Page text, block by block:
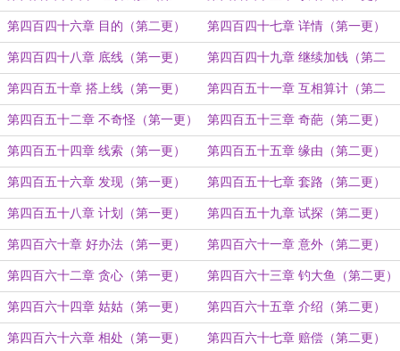
更）
第四百四十六章 目的（第二更） 第四百四十七章 详情（第一更）
第四百四十八章 底线（第一更） 第四百四十九章 继续加钱（第二
更）
第四百五十章 搭上线（第一更） 第四百五十一章 互相算计（第二
更）
第四百五十二章 不奇怪（第一更） 第四百五十三章 奇葩（第二更）
第四百五十四章 线索（第一更） 第四百五十五章 缘由（第二更）
第四百五十六章 发现（第一更） 第四百五十七章 套路（第二更）
第四百五十八章 计划（第一更） 第四百五十九章 试探（第二更）
第四百六十章 好办法（第一更） 第四百六十一章 意外（第二更）
第四百六十二章 贪心（第一更） 第四百六十三章 钓大鱼（第二更）
第四百六十四章 姑姑（第一更） 第四百六十五章 介绍（第二更）
第四百六十六章 相处（第一更） 第四百六十七章 赔偿（第二更）